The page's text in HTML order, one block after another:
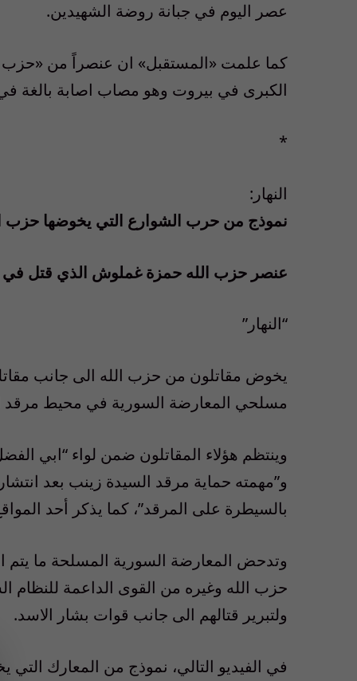
عصر اليوم في جبانة روضة الشهيدين.
كما علمت «المستقبل» ان عنصراً من
الكبرى في بيروت وهو مصاب اصابة بالغة
*
النهار:
نموذج من حرب الشوارع التي يخوضها
عنصر حزب الله حمزة غملوش الذي قتل
“النهار”
يخوض مقاتلون من حزب الله الى جانب
مسلحي المعارضة السورية في محيط
و”مهمته حماية مرقد السيدة زينب بعد
بالسيطرة على المرقد”، كما يذكر أحد
وتدحض المعارضة السورية المسلحة ما يتم
حزب الله وغيره من القوى الداعمة للنظام
ولتبرير قتالهم الى جانب قوات بشار الاسد.
في الفيديو التالي، نموذج من المعارك